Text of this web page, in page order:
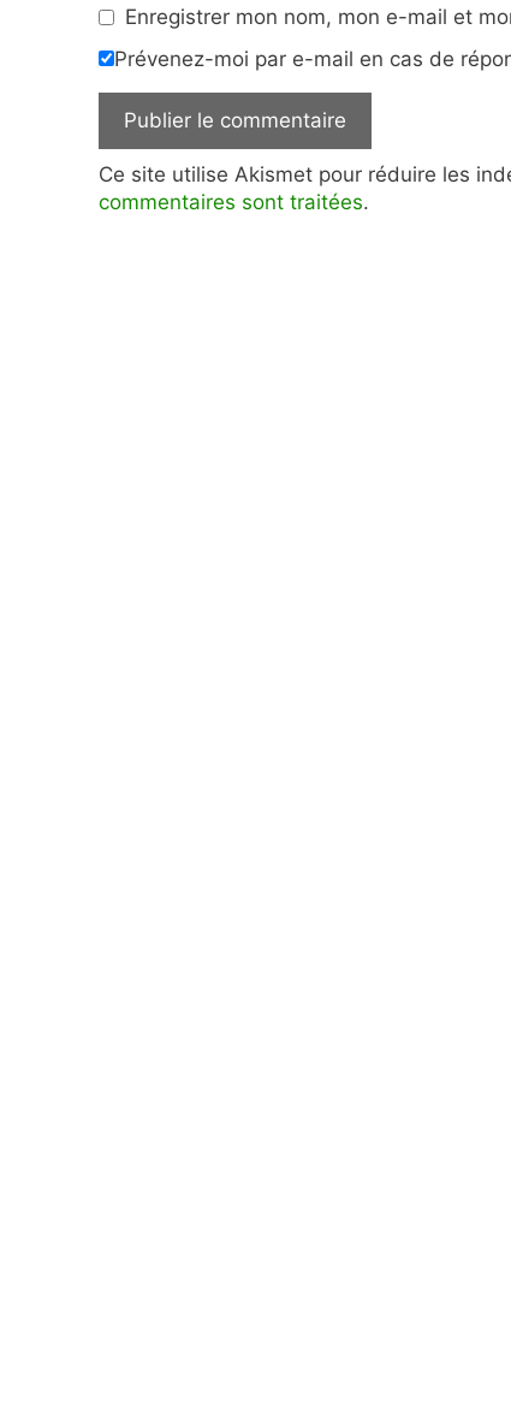
Enregistrer mon nom, mon e-mail et
Prévenez-moi par e-mail en cas de
Ce site utilise Akismet pour réduire les
commentaires sont traitées.